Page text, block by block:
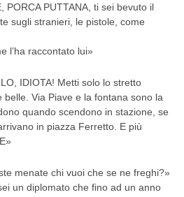
PORCA PUTTANA, ti sei bevuto il
sugli stranieri, le pistole, come
l’ha raccontato lui»
IDIOTA! Metti solo lo stretto
belle. Via Piave e la fontana sono la
quando scendono in stazione, se
in piazza Ferretto. E più
menate chi vuoi che se ne freghi?»
un diplomato che fino ad un anno